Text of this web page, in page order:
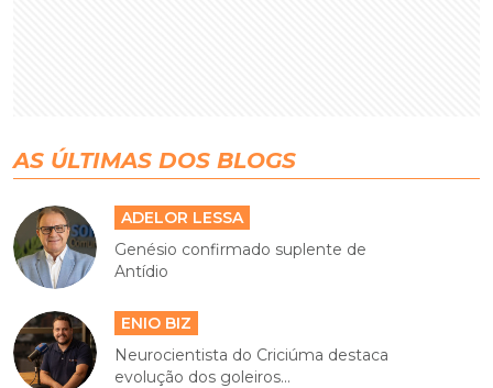
AS ÚLTIMAS DOS BLOGS
ADELOR LESSA
Genésio confirmado suplente de
Antídio
ENIO BIZ
Neurocientista do Criciúma destaca
evolução dos goleiros...